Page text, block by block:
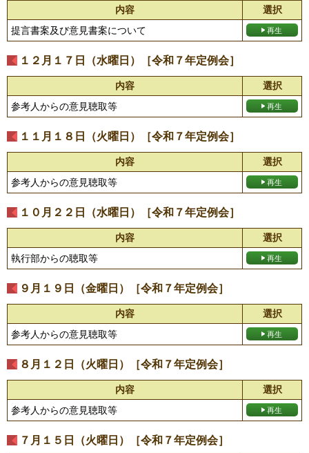
内容
選択
提言書案及び意見書案について
１２月１７日（水曜日）［令和７年定例会］
内容
選択
参考人からの意見聴取等
１１月１８日（火曜日）［令和７年定例会］
内容
選択
参考人からの意見聴取等
１０月２２日（水曜日）［令和７年定例会］
内容
選択
執行部からの聴取等
９月１９日（金曜日）［令和７年定例会］
内容
選択
参考人からの意見聴取等
８月１２日（火曜日）［令和７年定例会］
内容
選択
参考人からの意見聴取等
７月１５日（火曜日）［令和７年定例会］